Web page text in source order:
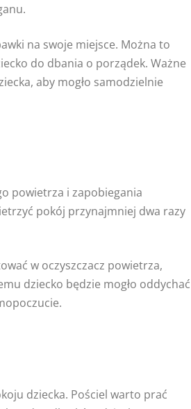
na swoje miejsce. Można to
do dbania o porządek. Ważne
aby mogło samodzielnie
powietrza i zapobiegania
pokój przynajmniej dwa razy
w oczyszczacz powietrza,
dziecko będzie mogło oddychać
dziecka. Pościel warto prać